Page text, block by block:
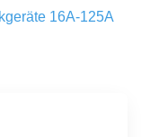
16A-125A